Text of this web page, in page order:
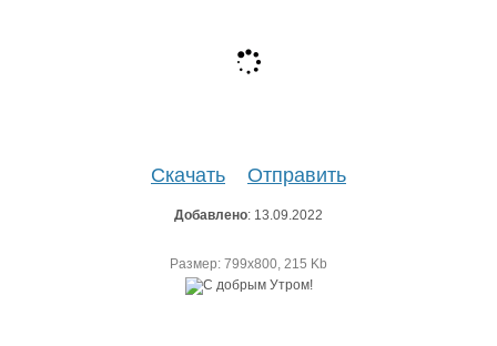
Скачать Отправить
Добавлено: 13.09.2022
Размер: 799х800, 215 Kb